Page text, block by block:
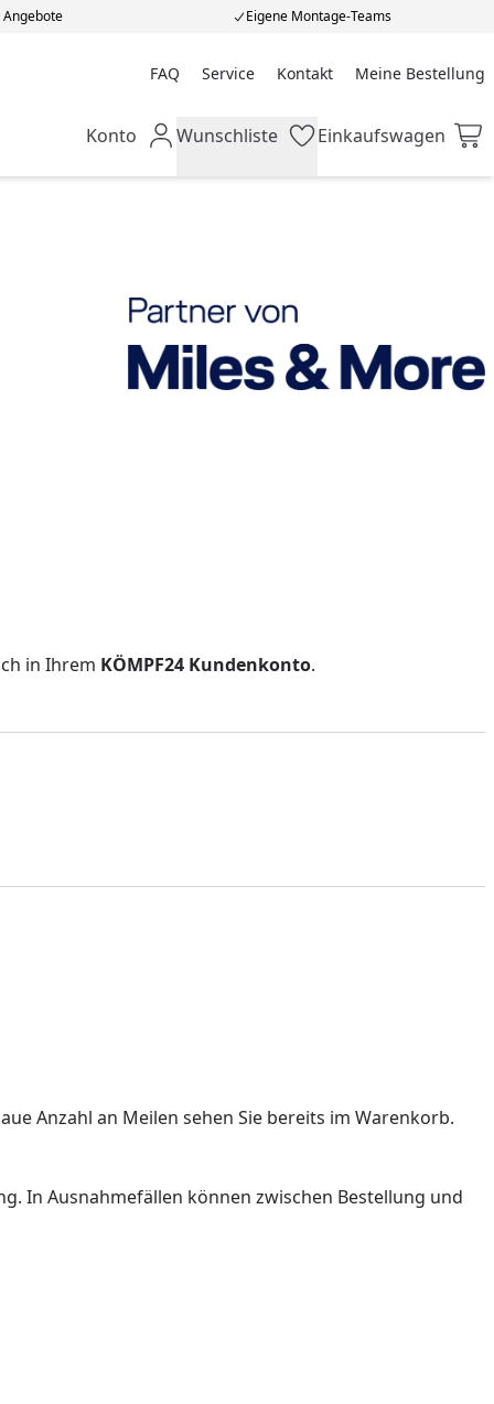
Eigene Montage-Teams
FAQ Service Kontakt Meine Bestellung
Meine Bestellung
Mein Konto
Konto Wunschliste
Wunschliste Einkaufswagen
Einkaufswagen
in Ihrem KÖMPF24 Kundenkonto.
Anzahl an Meilen sehen Sie bereits im Warenkorb.
In Ausnahmefällen können zwischen Bestellung und